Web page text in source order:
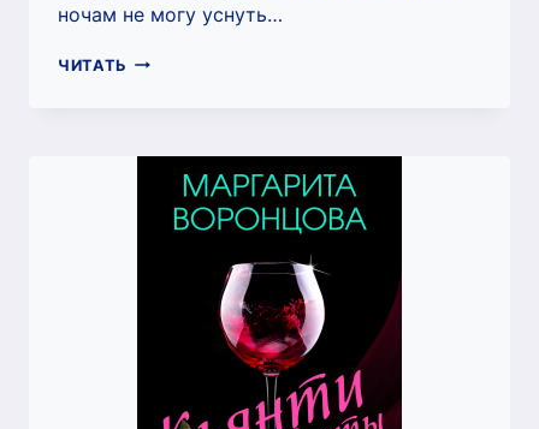
ночам не могу уснуть…
ЧИТАТЬ ТЕКИЛА